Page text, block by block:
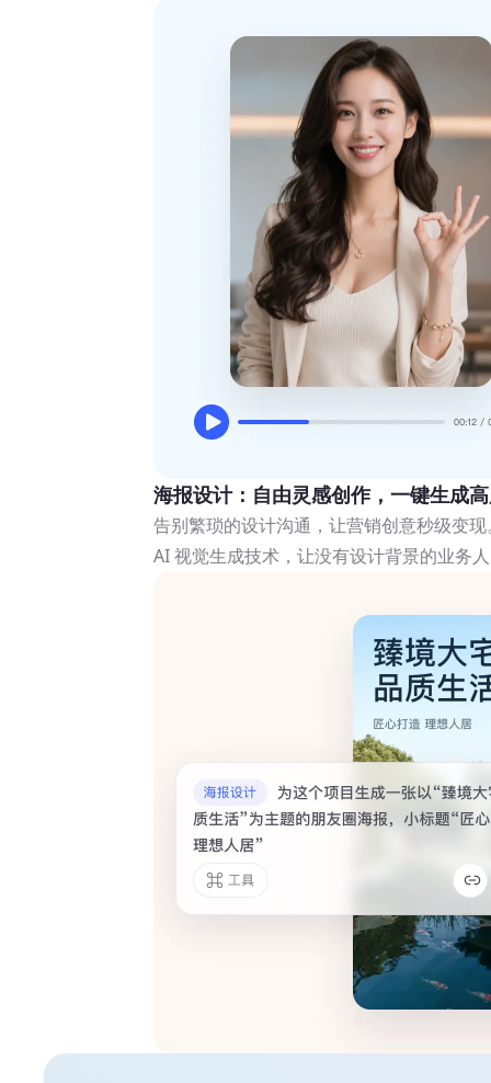
海报设计：自由灵感创作，一键生成
告别繁琐的设计沟通，让营销创意秒级变
AI 视觉生成技术，让没有设计背景的业务